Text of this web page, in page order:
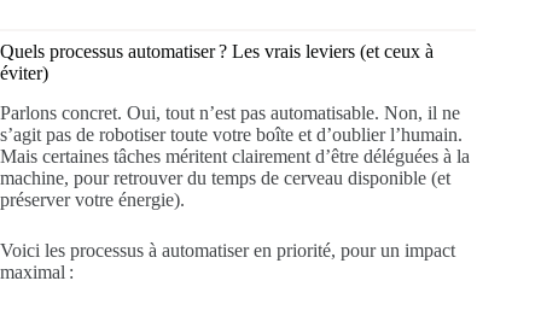
Quels processus automatiser ? Les vrais leviers (et ceux à
éviter)
Parlons concret. Oui, tout n’est pas automatisable. Non, il ne
s’agit pas de robotiser toute votre boîte et d’oublier l’humain.
Mais certaines tâches méritent clairement d’être déléguées à la
machine, pour retrouver du temps de cerveau disponible (et
préserver votre énergie).
Voici les processus à automatiser en priorité, pour un impact
maximal :